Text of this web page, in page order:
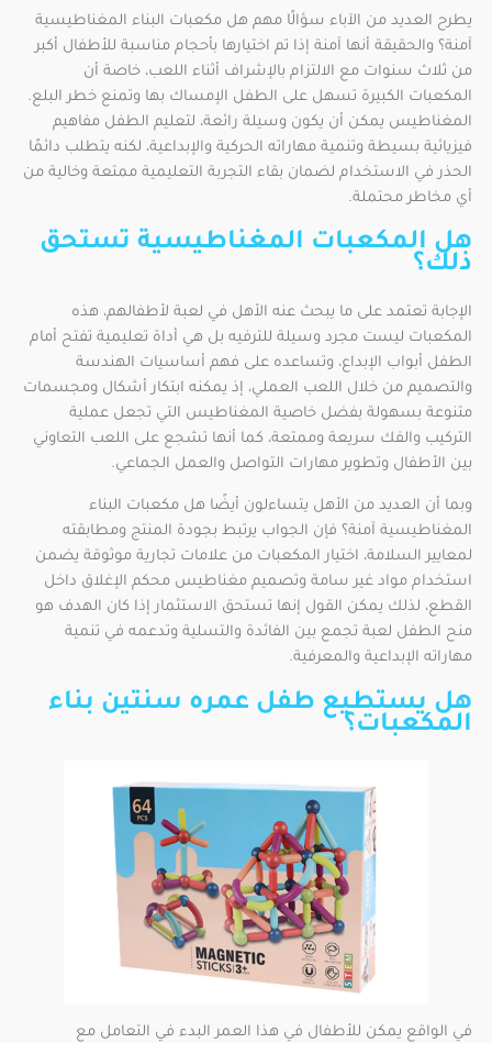
يطرح العديد من الآباء سؤالًا مهم هل مكعبات البناء المغناطيسية
آمنة؟ والحقيقة أنها آمنة إذا تم اختيارها بأحجام مناسبة للأطفال أكبر
من ثلاث سنوات مع الالتزام بالإشراف أثناء اللعب، خاصة أن
المكعبات الكبيرة تسهل على الطفل الإمساك بها وتمنع خطر البلع.
المغناطيس يمكن أن يكون وسيلة رائعة، لتعليم الطفل مفاهيم
فيزيائية بسيطة وتنمية مهاراته الحركية والإبداعية، لكنه يتطلب دائمًا
الحذر في الاستخدام لضمان بقاء التجربة التعليمية ممتعة وخالية من
أي مخاطر محتملة.
هل المكعبات المغناطيسية تستحق
ذلك؟
الإجابة تعتمد على ما يبحث عنه الأهل في لعبة لأطفالهم، هذه
المكعبات ليست مجرد وسيلة للترفيه بل هي أداة تعليمية تفتح أمام
الطفل أبواب الإبداع، وتساعده على فهم أساسيات الهندسة
والتصميم من خلال اللعب العملي، إذ يمكنه ابتكار أشكال ومجسمات
متنوعة بسهولة بفضل خاصية المغناطيس التي تجعل عملية
التركيب والفك سريعة وممتعة، كما أنها تشجع على اللعب التعاوني
بين الأطفال وتطوير مهارات التواصل والعمل الجماعي.
وبما أن العديد من الأهل يتساءلون أيضًا هل مكعبات البناء
المغناطيسية آمنة؟ فإن الجواب يرتبط بجودة المنتج ومطابقته
لمعايير السلامة، اختيار المكعبات من علامات تجارية موثوقة يضمن
استخدام مواد غير سامة وتصميم مغناطيس محكم الإغلاق داخل
القطع، لذلك يمكن القول إنها تستحق الاستثمار إذا كان الهدف هو
منح الطفل لعبة تجمع بين الفائدة والتسلية وتدعمه في تنمية
مهاراته الإبداعية والمعرفية.
هل يستطيع طفل عمره سنتين بناء
المكعبات؟
في الواقع يمكن للأطفال في هذا العمر البدء في التعامل مع